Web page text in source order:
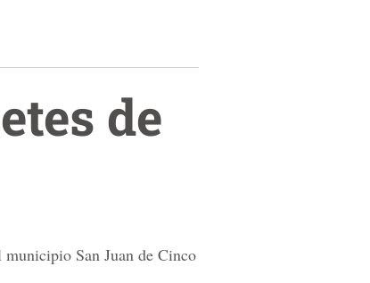
de
municipio San Juan de Cinco